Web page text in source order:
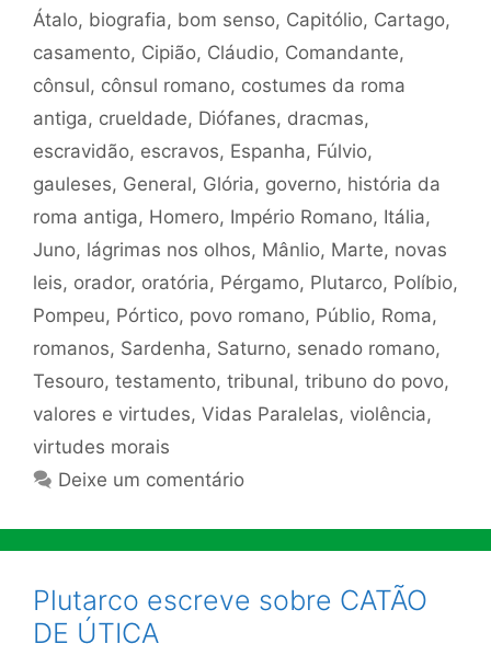
Átalo, biografia, bom senso, Capitólio, Cartago,
casamento, Cipião, Cláudio, Comandante,
cônsul, cônsul romano, costumes da roma
antiga, crueldade, Diófanes, dracmas,
escravidão, escravos, Espanha, Fúlvio,
gauleses, General, Glória, governo, história da
roma antiga, Homero, Império Romano, Itália,
Juno, lágrimas nos olhos, Mânlio, Marte, novas
leis, orador, oratória, Pérgamo, Plutarco, Políbio,
Pompeu, Pórtico, povo romano, Públio, Roma,
romanos, Sardenha, Saturno, senado romano,
Tesouro, testamento, tribunal, tribuno do povo,
valores e virtudes, Vidas Paralelas, violência,
virtudes morais
Deixe um comentário
Plutarco escreve sobre CATÃO
DE ÚTICA